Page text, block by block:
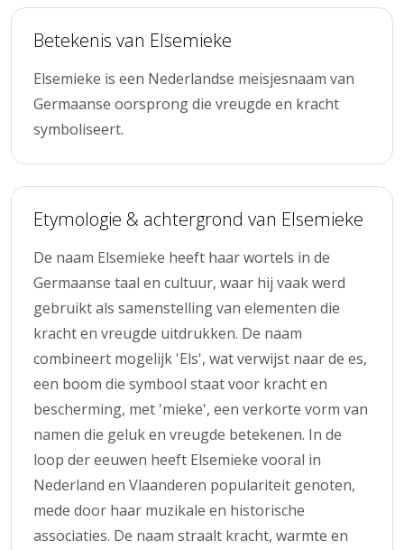
Betekenis van Elsemieke
Elsemieke is een Nederlandse meisjesnaam van
Germaanse oorsprong die vreugde en kracht
symboliseert.
Etymologie & achtergrond van Elsemieke
De naam Elsemieke heeft haar wortels in de
Germaanse taal en cultuur, waar hij vaak werd
gebruikt als samenstelling van elementen die
kracht en vreugde uitdrukken. De naam
combineert mogelijk 'Els', wat verwijst naar de es,
een boom die symbool staat voor kracht en
bescherming, met 'mieke', een verkorte vorm van
namen die geluk en vreugde betekenen. In de
loop der eeuwen heeft Elsemieke vooral in
Nederland en Vlaanderen populariteit genoten,
mede door haar muzikale en historische
associaties. De naam straalt kracht, warmte en